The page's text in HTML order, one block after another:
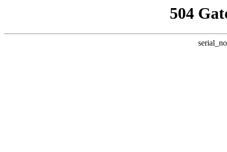
504